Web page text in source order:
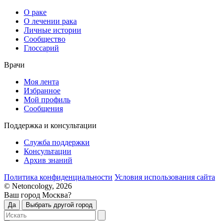
О раке
О лечении рака
Личные истории
Сообщество
Глоссарий
Врачи
Моя лента
Избранное
Мой профиль
Сообщения
Поддержка и консультации
Служба поддержки
Консультации
Архив знаний
Политика конфиденциальности Условия использования сайта
© Netoncology, 2026
Ваш город Москва?
Да Выбрать другой город